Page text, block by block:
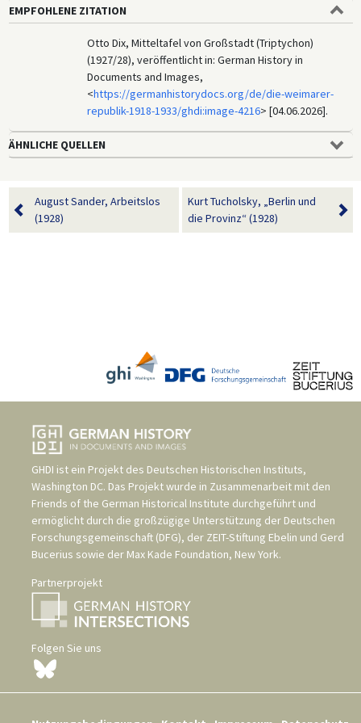
EMPFOHLENE ZITATION
Otto Dix, Mitteltafel von Großstadt (Triptychon)
(1927/28), veröffentlicht in: German History in
Documents and Images,
<https://germanhistorydocs.org/de/die-weimarer-
republik-1918-1933/ghdi:image-4216> [04.06.2026].
ÄHNLICHE QUELLEN
August Sander, Arbeitslos
(1928)
Kurt Tucholsky, „Berlin und
die Provinz“ (1928)
GHDI ist ein Projekt des Deutschen Historischen Instituts,
Washington DC. Das Projekt wurde in Zusammenarbeit mit den
Friends of the German Historical Institute durchgeführt und
ermöglicht durch die großzügige Unterstützung der Deutschen
Forschungsgemeinschaft (DFG), der ZEIT-Stiftung Ebelin und Gerd
Bucerius sowie der Max Kade Foundation, New York.
Partnerprojekt
Folgen Sie uns